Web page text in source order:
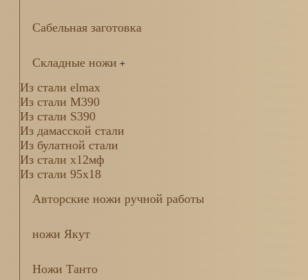
Сабельная заготовка
Складные ножи +
Из стали elmax
Из стали М390
Из стали S390
Из дамасской стали
Из булатной стали
Из стали х12мф
Из стали 95х18
Авторские ножи ручной работы
ножи Якут
Ножи Танто